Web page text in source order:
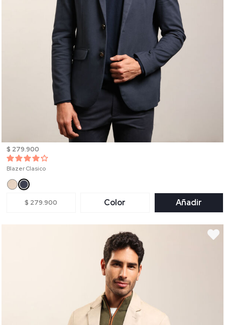
$ 279.900
Blazer Clasico
$ 279.900 Color Añadir